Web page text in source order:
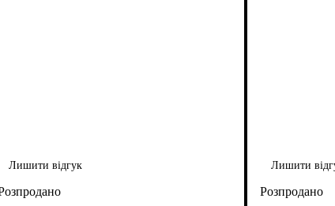
Лишити відгук Лишити